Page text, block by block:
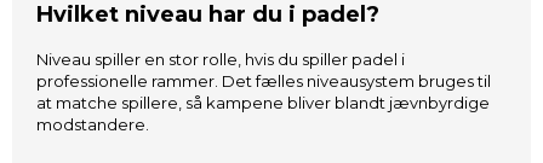
Hvilket niveau har du i padel?
Niveau spiller en stor rolle, hvis du spiller padel i
professionelle rammer. Det fælles niveausystem bruges til
at matche spillere, så kampene bliver blandt jævnbyrdige
modstandere.